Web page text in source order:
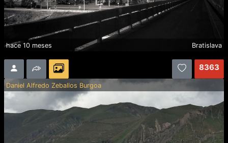
hace 10 meses Bratislava
8363
Daniel Alfredo Zeballos Burgoa